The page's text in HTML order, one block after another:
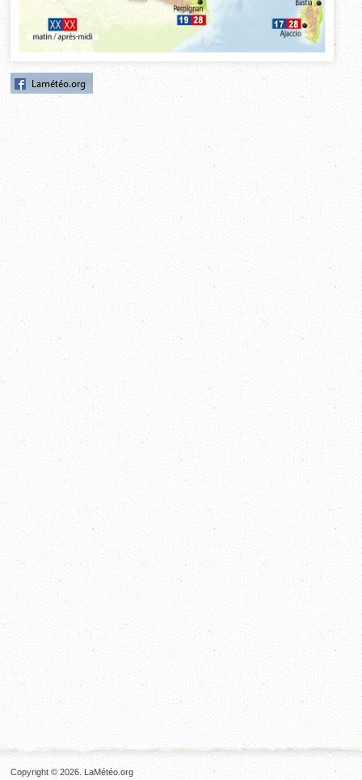
Copyright © 2026. LaMétéo.org